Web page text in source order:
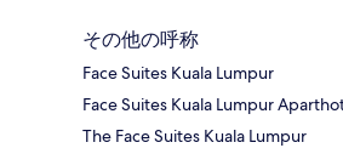
その他の呼称
Face Suites Kuala Lumpur
Face Suites Kuala Lumpur
The Face Suites Kuala Lumpur